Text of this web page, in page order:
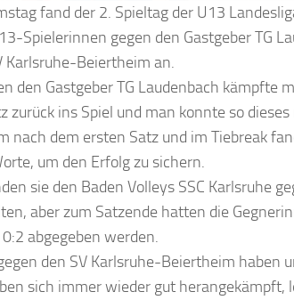
fand der 2. Spieltag der U13
Spielerinnen gegen den Gastgeber TG
Karlsruhe-Beiertheim an.
den Gastgeber TG Laudenbach kämpfte
zurück ins Spiel und man konnte so
nach dem ersten Satz und im Tiebreak
um den Erfolg zu sichern.
sie den Baden Volleys SSC Karlsruhe
aber zum Satzende hatten die
abgegeben werden.
den SV Karlsruhe-Beiertheim haben
sich immer wieder gut herangekämpft,